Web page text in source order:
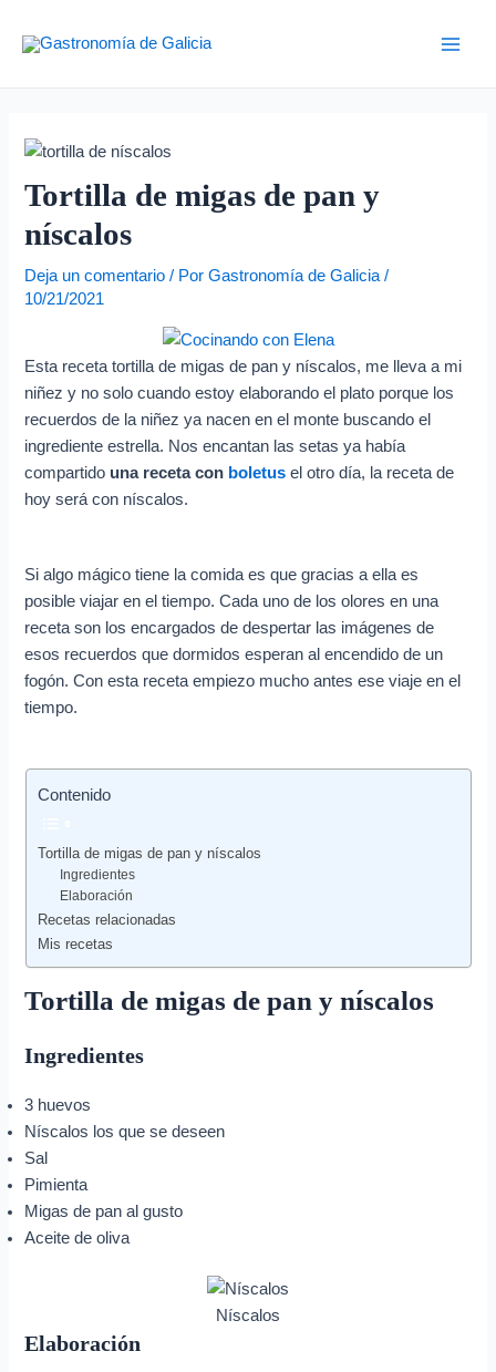
Tortilla de migas de pan y
níscalos
Deja un comentario / PorGastronomía de Galicia/
10/21/2021
Esta receta tortilla de migas de pan y níscalos, me lleva a mi
niñez y no solo cuando estoy elaborando el plato porque los
recuerdos de la niñez ya nacen en el monte buscando el
ingrediente estrella. Nos encantan las setas ya había
compartido una receta con boletusel otro día, la receta de
hoy será con níscalos.
Si algo mágico tiene la comida es que gracias a ella es
posible viajar en el tiempo. Cada uno de los olores en una
receta son los encargados de despertar las imágenes de
esos recuerdos que dormidos esperan al encendido de un
fogón. Con esta receta empiezo mucho antes ese viaje en el
tiempo.
Contenido
Tortilla de migas de pan y níscalos
Ingredientes
Elaboración
Recetas relacionadas
Mis recetas
Tortilla de migas de pan y níscalos
Ingredientes
3 huevos
Níscalos los que se deseen
Sal
Pimienta
Migas de pan al gusto
Aceite de oliva
Níscalos
Elaboración
de
i
c
ó
n
d
c
o
e
e
c
t